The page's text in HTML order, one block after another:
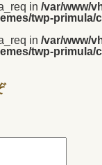
in /var/www/
twp-primula/
in /var/www/
twp-primula/